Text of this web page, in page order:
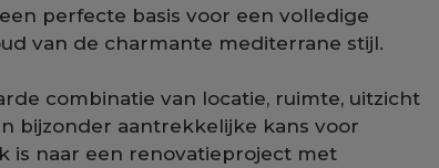
perfecte basis voor een volledige
van de charmante mediterrane stijl.
combinatie van locatie, ruimte, uitzicht
bijzonder aantrekkelijke kans voor
is naar een renovatieproject met